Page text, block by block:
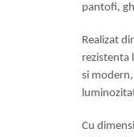
Suporturi si rafturi
Seturi mobilier hol
Stender haine
pantofi,
Realizat
rezistenta
si
Cu